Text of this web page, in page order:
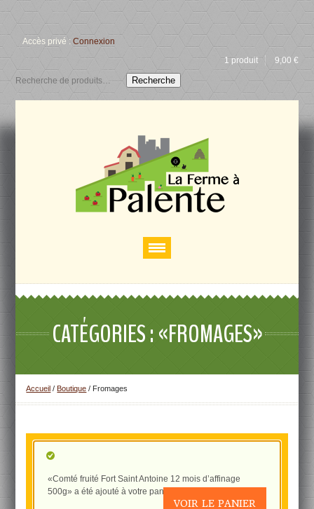
Accès privé :Connexion
1 produit
9,00 €
Recherche
CATÉGORIES : «FROMAGES»
Accueil / Boutique / Fromages
«Comté fruité Fort Saint Antoine 12 mois d’affinage
500g» a été ajouté à votre panier.
VOIR LE PANIER